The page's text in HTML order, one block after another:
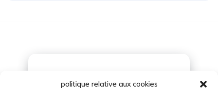
politique relative aux cookies